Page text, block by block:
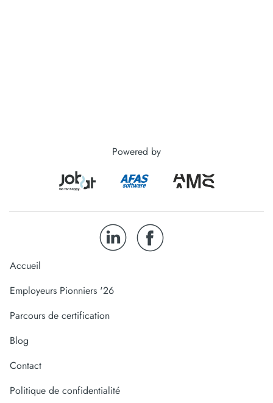
Powered by
Accueil
Employeurs Pionniers '26
Parcours de certification
Blog
Contact
Politique de confidentialité